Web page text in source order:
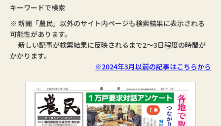
キーワードで検索
※ 新聞「農民」以外のサイト内ページも検索結果に表示される
可能性があります。
新しい記事が検索結果に反映されるまで2～3日程度の時間が
かかります。
※2024年3月以前の記事はこちらから